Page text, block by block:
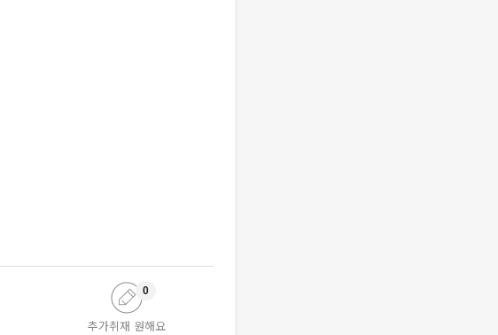
추가취재 원해요
0